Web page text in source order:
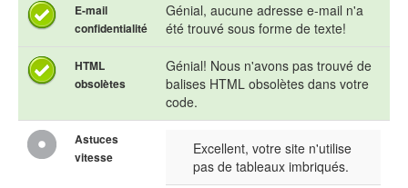
E-mail
confidentialité
Génial, aucune adresse e-mail n'a
été trouvé sous forme de texte!
HTML
obsolètes
Génial! Nous n'avons pas trouvé de
balises HTML obsolètes dans votre
code.
Astuces
vitesse
Excellent, votre site n'utilise
pas de tableaux imbriqués.